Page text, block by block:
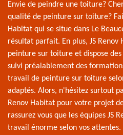
Envie de peindre une toiture?
qualité de peinture sur toiture?
Habitat qui se situe dans Le
résultat parfait. En plus, JS
peinture sur toiture et dispose
suivi préalablement des
travail de peinture sur toiture
adaptés. Alors, n'hésitez surtout
Renov Habitat pour votre projet
rassurez vous que les équipes JS
travail énorme selon vos attentes.